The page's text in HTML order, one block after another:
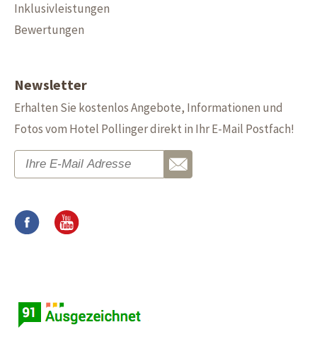
Inklusivleistungen
Bewertungen
Newsletter
Erhalten Sie kostenlos Angebote, Informationen und
Fotos vom Hotel Pollinger direkt in Ihr E-Mail Postfach!